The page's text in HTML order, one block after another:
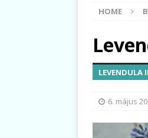
HOME
LEVENDULA
6. május